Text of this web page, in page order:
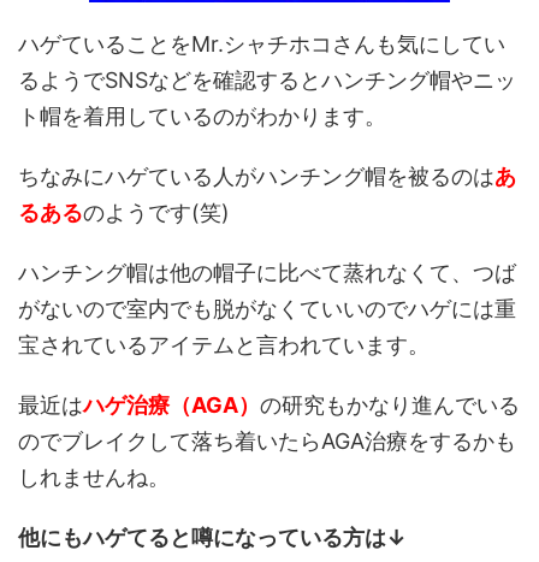
ハゲていることをMr.シャチホコさんも気にしてい
るようでSNSなどを確認するとハンチング帽やニッ
ト帽を着用しているのがわかります。
ちなみにハゲている人がハンチング帽を被るのはあ
るあるのようです(笑)
ハンチング帽は他の帽子に比べて蒸れなくて、つば
がないので室内でも脱がなくていいのでハゲには重
宝されているアイテムと言われています。
最近はハゲ治療（AGA） の研究もかなり進んでいる
のでブレイクして落ち着いたらAGA治療をするかも
しれませんね。
他にもハゲてると噂になっている方は↓